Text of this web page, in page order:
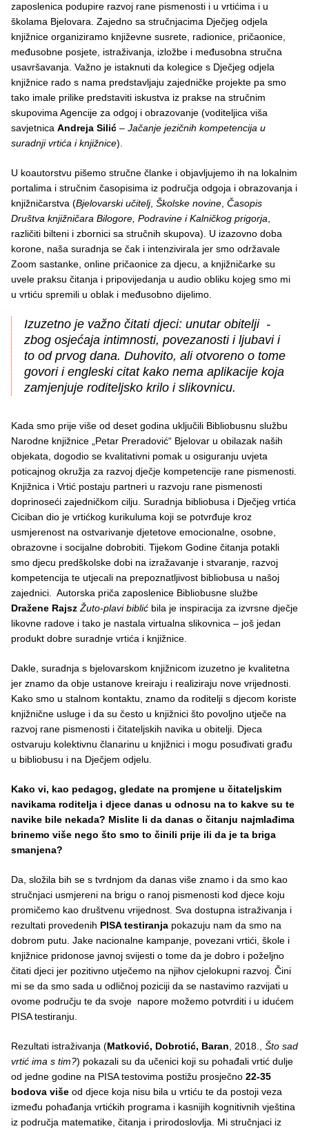
zaposlenica podupire razvoj rane pismenosti i u vrtićima i u
školama Bjelovara. Zajedno sa stručnjacima Dječjeg odjela
knjižnice organiziramo književne susrete, radionice, pričaonice,
međusobne posjete, istraživanja, izložbe i međusobna stručna
usavršavanja. Važno je istaknuti da kolegice s Dječjeg odjela
knjižnice rado s nama predstavljaju zajedničke projekte pa smo
tako imale prilike predstaviti iskustva iz prakse na stručnim
skupovima Agencije za odgoj i obrazovanje (voditeljica viša
savjetnica Andreja Silić – Jačanje jezičnih kompetencija u
suradnji vrtića i knjižnice).
U koautorstvu pišemo stručne članke i objavljujemo ih na lokalnim
portalima i stručnim časopisima iz područja odgoja i obrazovanja i
knjižničarstva (Bjelovarski učitelj, Školske novine, Časopis
Društva knjižničara Bilogore, Podravine i Kalničkog prigorja,
različiti bilteni i zbornici sa stručnih skupova). U izazovno doba
korone, naša suradnja se čak i intenzivirala jer smo održavale
Zoom sastanke, online pričaonice za djecu, a knjižničarke su
uvele praksu čitanja i pripovijedanja u audio obliku kojeg smo mi
u vrtiću spremili u oblak i međusobno dijelimo.
Izuzetno je važno čitati djeci: unutar obitelji -
zbog osjećaja intimnosti, povezanosti i ljubavi i
to od prvog dana. Duhovito, ali otvoreno o tome
govori i engleski citat kako nema aplikacije koja
zamjenjuje roditeljsko krilo i slikovnicu.
Kada smo prije više od deset godina uključili Bibliobusnu službu
Narodne knjižnice „Petar Preradović“ Bjelovar u obilazak naših
objekata, dogodio se kvalitativni pomak u osiguranju uvjeta
poticajnog okružja za razvoj dječje kompetencije rane pismenosti.
Knjižnica i Vrtić postaju partneri u razvoju rane pismenosti
doprinoseći zajedničkom cilju. Suradnja bibliobusa i Dječjeg vrtića
Ciciban dio je vrtićkog kurikuluma koji se potvrđuje kroz
usmjerenost na ostvarivanje djetetove emocionalne, osobne,
obrazovne i socijalne dobrobiti. Tijekom Godine čitanja potakli
smo djecu predškolske dobi na izražavanje i stvaranje, razvoj
kompetencija te utjecali na prepoznatljivost bibliobusa u našoj
zajednici. Autorska priča zaposlenice Bibliobusne službe
Dražene Rajsz Žuto-plavi biblić bila je inspiracija za izvrsne dječje
likovne radove i tako je nastala virtualna slikovnica – još jedan
produkt dobre suradnje vrtića i knjižnice.
Dakle, suradnja s bjelovarskom knjižnicom izuzetno je kvalitetna
jer znamo da obje ustanove kreiraju i realiziraju nove vrijednosti.
Kako smo u stalnom kontaktu, znamo da roditelji s djecom koriste
knjižnične usluge i da su često u knjižnici što povoljno utječe na
razvoj rane pismenosti i čitateljskih navika u obitelji. Djeca
ostvaruju kolektivnu članarinu u knjižnici i mogu posuđivati građu
u bibliobusu i na Dječjem odjelu.
Kako vi, kao pedagog, gledate na promjene u čitateljskim
navikama roditelja i djece danas u odnosu na to kakve su te
navike bile nekada? Mislite li da danas o čitanju najmlađima
brinemo više nego što smo to činili prije ili da je ta briga
smanjena?
Da, složila bih se s tvrdnjom da danas više znamo i da smo kao
stručnjaci usmjereni na brigu o ranoj pismenosti kod djece koju
promičemo kao društvenu vrijednost. Sva dostupna istraživanja i
rezultati provedenih PISA testiranja pokazuju nam da smo na
dobrom putu. Jake nacionalne kampanje, povezani vrtići, škole i
knjižnice pridonose javnoj svijesti o tome da je dobro i poželjno
čitati djeci jer pozitivno utječemo na njihov cjelokupni razvoj. Čini
mi se da smo sada u odličnoj poziciji da se nastavimo razvijati u
ovome području te da svoje napore možemo potvrditi i u idućem
PISA testiranju.
Rezultati istraživanja (Matković, Dobrotić, Baran, 2018., Što sad
vrtić ima s tim?) pokazali su da učenici koji su pohađali vrtić dulje
od jedne godine na PISA testovima postižu prosječno 22-35
bodova više od djece koja nisu bila u vrtiću te da postoji veza
između pohađanja vrtićkih programa i kasnijih kognitivnih vještina
iz područja matematike, čitanja i prirodoslovlja. Mi stručnjaci iz